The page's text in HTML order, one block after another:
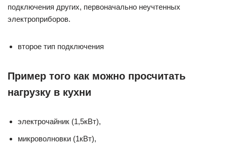
подключения других, первоначально неучтенных
электроприборов.
второе тип подключения
Пример того как можно просчитать
нагрузку в кухни
электрочайник (1,5кВт),
микроволновки (1кВт),